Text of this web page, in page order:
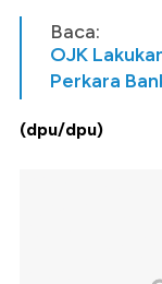
Baca:
OJK
Perkara
(dpu/dpu)